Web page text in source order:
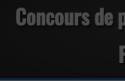
Concours de